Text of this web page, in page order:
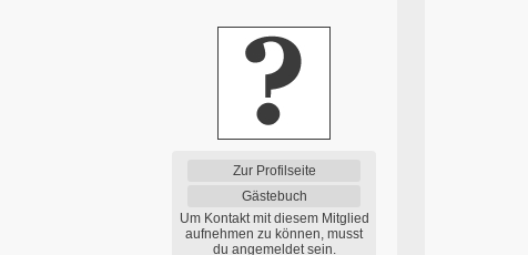
Zur Profilseite
Gästebuch
Um Kontakt mit diesem Mitglied
aufnehmen zu können, musst
du angemeldet sein.